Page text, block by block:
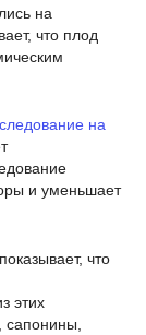
на
что плод
на
и уменьшает
показывает, что
этих